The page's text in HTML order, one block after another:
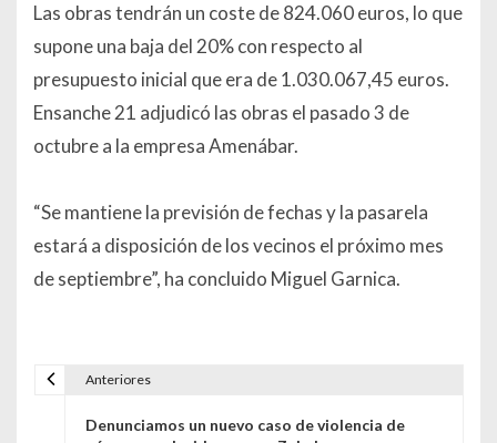
Las obras tendrán un coste de 824.060 euros, lo que
supone una baja del 20% con respecto al
presupuesto inicial que era de 1.030.067,45 euros.
Ensanche 21 adjudicó las obras el pasado 3 de
octubre a la empresa Amenábar.
“Se mantiene la previsión de fechas y la pasarela
estará a disposición de los vecinos el próximo mes
de septiembre”, ha concluido Miguel Garnica.
Anteriores
Denunciamos un nuevo caso de violencia de